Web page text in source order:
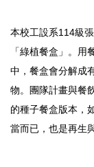
本校工設系114級
「綠植餐盒」。
中，餐盒會分解成
物。團隊計畫與餐
的種子餐盒版本，
當而已，也是再生